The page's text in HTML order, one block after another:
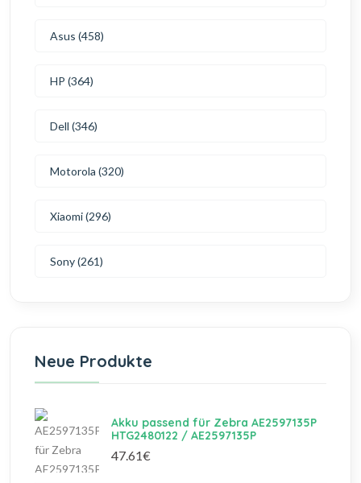
Asus (458)
HP (364)
Dell (346)
Motorola (320)
Xiaomi (296)
Sony (261)
Neue Produkte
Akku passend für Zebra AE2597135P
HTG2480122 / AE2597135P
47.61€